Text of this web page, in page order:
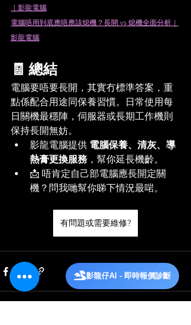
｜影龍電腦
電腦唔用到底應唔應該熄機？長開 vs 熄機全面分析｜
影龍電腦
🧾 總結
電腦要唔要長開，其實冇標準答案，重
點係配合用途同保養習慣。日常使用每
日關機最穩陣，伺服器或長期工作機則
保持長開無妨。
影龍電腦提供 電腦保養、清灰、導
熱膏更換服務 ，幫你延長機齡。
📩 唔肯定自己部電腦應長開定關
機？問我哋幫你睇下情況最啱。
有問題或需要維修?
影龍仔AI - 即時報價診斷